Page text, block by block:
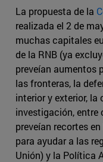
La propuesta de la
realizada el 2 de
muchas capitales
de la RNB (ya
preveían aumentos
las fronteras, la
interior y exterior, la
investigación, entre
preveían recortes
para ayudar a las
Unión) y la Política